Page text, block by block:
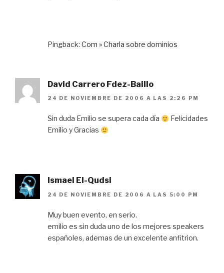
Pingback: Com » Charla sobre dominios
David Carrero Fdez-Baillo
24 DE NOVIEMBRE DE 2006 A LAS 2:26 PM
Sin duda Emilio se supera cada día
Felicidades
Emilio y Gracias
Ismael El-Qudsi
24 DE NOVIEMBRE DE 2006 A LAS 5:00 PM
Muy buen evento, en serio.
emilio es sin duda uno de los mejores speakers
españoles, ademas de un excelente anfitrion.